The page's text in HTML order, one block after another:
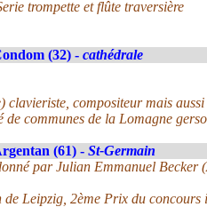
trompette et flûte traversière
(32) - cathédrale
clavieriste, compositeur mais aussi
communes de la Lomagne
(61) - St-Germain
par Julian Emmanuel Becker
Leipzig, 2ème Prix du concours